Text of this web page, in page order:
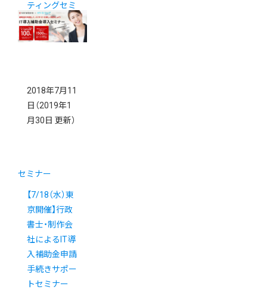
ティングセミ
ナー
2018年7月11
日 （2019年1
月30日 更新）
セミナー
【7/18（水）東
京開催】行政
書士・制作会
社によるIT導
入補助金申請
手続きサポー
トセミナー